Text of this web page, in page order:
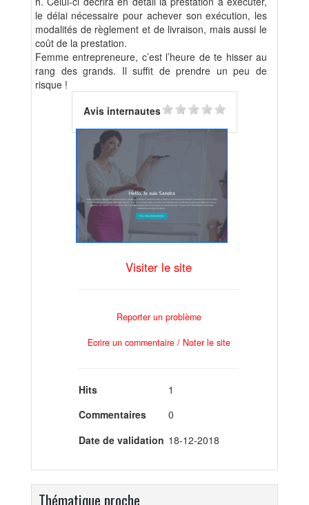
le délai nécessaire pour achever son exécution, les
modalités de règlement et de livraison, mais aussi le
coût de la prestation.
Femme entrepreneure, c’est l’heure de te hisser au
rang des grands. Il suffit de prendre un peu de
risque !
Avis internautes
Visiter le site
Reporter un problème
Ecrire un commentaire / Noter le site
Hits
1
Commentaires
0
Date de validation 18-12-2018
Thématique proche